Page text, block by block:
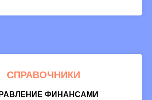
СПРАВОЧНИКИ
ФИНАНСАМИ